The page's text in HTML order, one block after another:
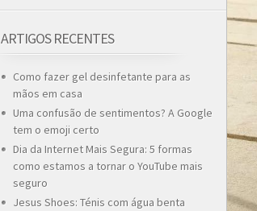
ARTIGOS RECENTES
Como fazer gel desinfetante para as
mãos em casa
Uma confusão de sentimentos? A Google
tem o emoji certo
Dia da Internet Mais Segura: 5 formas
como estamos a tornar o YouTube mais
seguro
Jesus Shoes: Ténis com água benta